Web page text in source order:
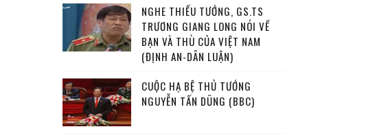
NGHE THIẾU TƯỚNG, GS.TS
TRƯƠNG GIANG LONG NÓI VỀ
BẠN VÀ THÙ CỦA VIỆT NAM
(ĐỊNH AN-DÂN LUẬN)
CUỘC HẠ BỆ THỦ TƯỚNG
NGUYỄN TẤN DŨNG (BBC)